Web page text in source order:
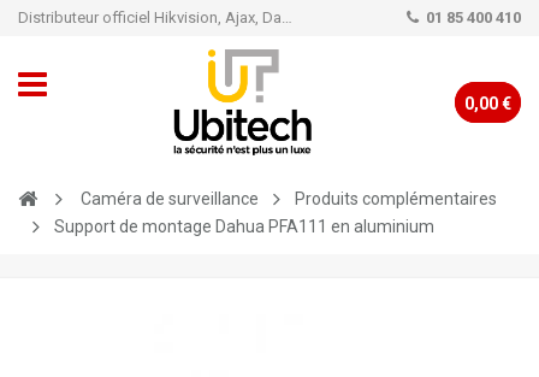
Distributeur officiel Hikvision, Ajax, Dahua, TP-Link - Caméra de vidéo surveillance - Alarme 01 85 400 410
0,00 €
Caméra de surveillance
Produits complémentaires
Support de montage Dahua PFA111 en aluminium